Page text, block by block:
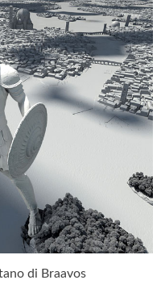
di Braavos